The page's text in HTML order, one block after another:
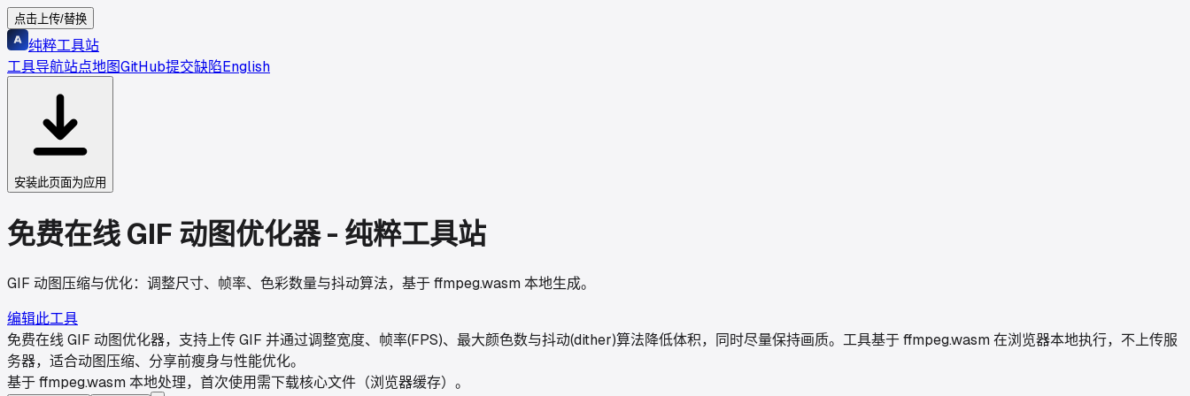
点击上传/替换
纯粹工具站
工具导航站点地图GitHub提交缺陷English
安装此页面为应用
免费在线 GIF 动图优化器 - 纯粹工具站
GIF 动图压缩与优化：调整尺寸、帧率、色彩数量与抖动算法，基于 ffmpeg.wasm 本地生成。
编辑此工具
免费在线 GIF 动图优化器，支持上传 GIF 并通过调整宽度、帧率(FPS)、最大颜色数与抖动(dither)算法降低体积，同时尽量保持画质。工具基于 ffmpeg.wasm 在浏览器本地执行，不上传服
务器，适合动图压缩、分享前瘦身与性能优化。
基于ffmpeg.wasm本地处理，首次使用需下载核心文件（浏览器缓存）。